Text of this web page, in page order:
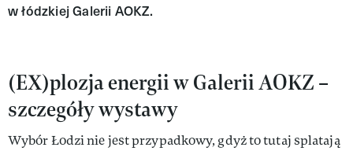
w łódzkiej Galerii AOKZ.
(EX)plozja energii w Galerii AOKZ –
szczegóły wystawy
Wybór Łodzi nie jest przypadkowy, gdyż to tutaj splatają